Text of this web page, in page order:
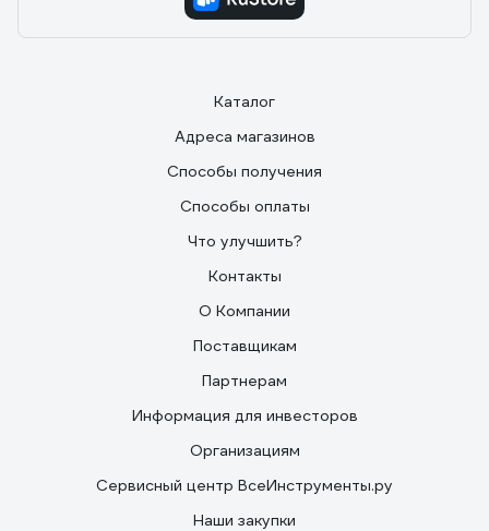
Каталог
Адреса магазинов
Способы получения
Способы оплаты
Что улучшить?
Контакты
О Компании
Поставщикам
Партнерам
Информация для инвесторов
Организациям
Сервисный центр ВсеИнструменты.ру
Наши закупки